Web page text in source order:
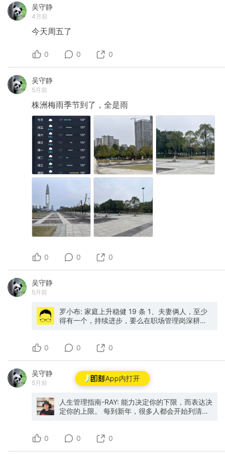
App内打开
刻此地（here and now）就感到满足。 所以这两
个系统的切换就是大脑的休息。 大家肯定有相应
步，跟同事聊聊八卦，整理收纳一下房间，这些
事情，小到做手工，大到各种运动，都是手脑协
作。 人际互动对我们社会性动物来说，又是一种
很独特的“当下”活动，我觉得可以单独成为一类。
用ABC三区来简化理解的话，那就是这三类：手
脑协作，人际互动，所有其他 — 基本都在多巴胺
王国里了（工作是为未来做筹划，所有跟未来相
关的都是多巴胺的范畴，只不过调用的不是欲望
回路，是控制回路）。 — 正好我的待办，就差不
多是这样分为三类的。 我用⚡，🧠，☺️来打标
协调的，比如整理衣柜；有些仍需伏案工作，比
如检查邮件，但因为已经到了执行这一步，不需
要边做边思考，它勉强也算手脑协调吧（毕竟要
点开邮件页面😂）。 至少它不太用电，还能因为
执行完毕获得自我效能感的提升，就算没有切
换，也有充电嘛。 🧠，就是最“用电”的任务，是
比如构思一期节目，整理工作流，探索Codex用
法等。 ☺️，就是所有跟人互动相关的任务。注意
这里是“任务”哦，跟朋友的相处并不在此列。比如
人伏案比，也是妥妥的切换。 我喜欢做mind
dump，把所有大脑里的事儿都倒出来，整理成一
张大清单，然后给所有任务打上以上三类标签，
成了两个🧠任务，我就知道“深度工作”的四个小时
可能已经到限额了，接下来要选择的就是⚡和☺️
了。在两个🧠任务中，我也会尽量多插⚡和☺️。
比如，上午已经花了四个小时，回答了一周的知
识星球问题（🧠），那我就不会强迫自己再在下
午写视频脚本或构思新文章（🧠）。我会去录一
期之前已经写好提纲的《慢速生长》（⚡），整理
一下我的知识库（⚡），或做一些笔记摘抄
（⚡）。 或者出去约人谈事（☺️）。 只要你在大
务，它就又行了。 这样一天下来满满当当，每件
事都很有内驱力，根本必用苦兮兮逼自己“自律”。
吴守静
4月前
今天周五了
0 0 0
吴守静
5月前
株洲梅雨季节到了，全是雨
0 0 0
吴守静
5月前
罗小布: 家庭上升稳健 19 条 1、夫妻俩人，至少
得有一个，持续进步，要么在职场管理岗深耕，
时候，最先被淘汰的就是那些只求安稳的老实人
辑、做自媒体，或者研究做点小生意，10 年后，
你家就能把 90% 只会打工的家庭甩在身后 3、每
票这类乱七八糟的投资 4、主动给家庭加上避险
杠杆。每年固定支出里，必须得有疾病保险，以
千块，就能撬动百万级别的风险防御 我是这方面
0 0 0
吴守静
5月前
人生管理指南-RAY: 能力决定你的下限，而表达决
定你的上限。 每到新年，很多人都会开始列清
提：只要我能力更强，我的人生就会更好。 过去
0 0 0